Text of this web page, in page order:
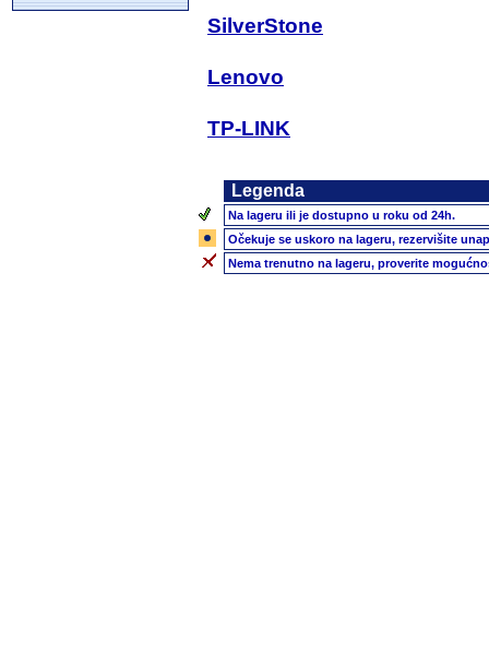
SilverStone
Lenovo
TP-LINK
Legenda
Na lageru ili je dostupno u roku od 24h.
Očekuje se uskoro na lageru, rezervišite
Nema trenutno na lageru, proverite